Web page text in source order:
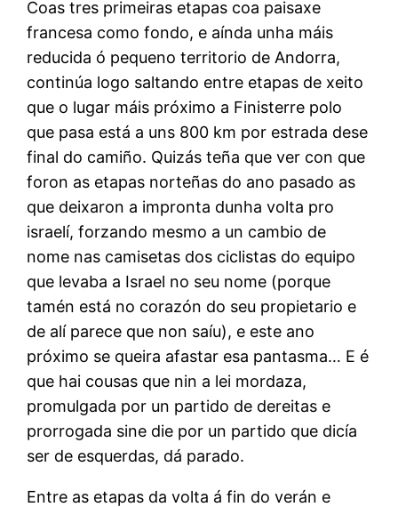
Coas tres primeiras etapas coa paisaxe
francesa como fondo, e aínda unha máis
reducida ó pequeno territorio de Andorra,
continúa logo saltando entre etapas de xeito
que o lugar máis próximo a Finisterre polo
que pasa está a uns 800 km por estrada dese
final do camiño. Quizás teña que ver con que
foron as etapas norteñas do ano pasado as
que deixaron a impronta dunha volta pro
israelí, forzando mesmo a un cambio de
nome nas camisetas dos ciclistas do equipo
que levaba a Israel no seu nome (porque
tamén está no corazón do seu propietario e
de alí parece que non saíu), e este ano
próximo se queira afastar esa pantasma… E é
que hai cousas que nin a lei mordaza,
promulgada por un partido de dereitas e
prorrogada sine die por un partido que dicía
ser de esquerdas, dá parado.
Entre as etapas da volta á fin do verán e